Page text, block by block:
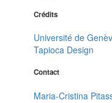
Crédits
Université de
Tapioca Design
Contact
Maria-Cristina